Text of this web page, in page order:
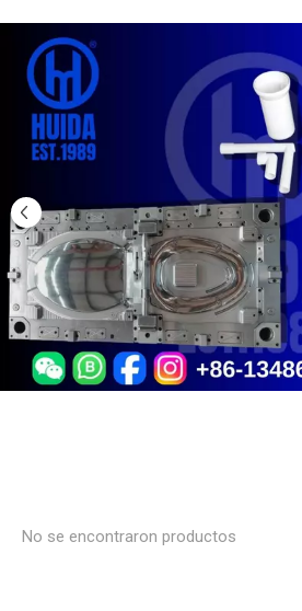
No se encontraron productos